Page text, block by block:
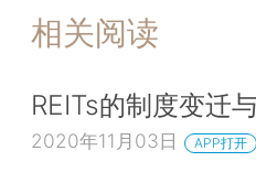
相关阅读
REITs的制度变迁
2020年11月03日 APP打开